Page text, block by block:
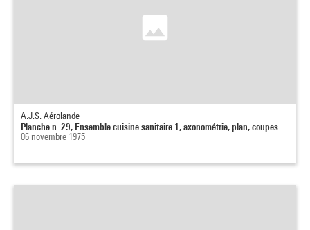
A.J.S. Aérolande
Planche n. 29, Ensemble cuisine sanitaire 1, axonométrie, plan, coupes
06 novembre 1975